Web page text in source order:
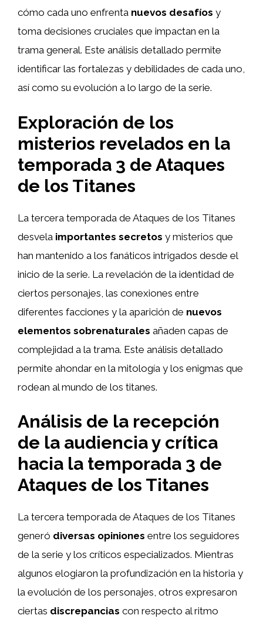
cómo cada uno enfrenta nuevos desafíos y
toma decisiones cruciales que impactan en la
trama general. Este análisis detallado permite
identificar las fortalezas y debilidades de cada uno,
así como su evolución a lo largo de la serie.
Exploración de los
misterios revelados en la
temporada 3 de Ataques
de los Titanes
La tercera temporada de Ataques de los Titanes
desvela importantes secretos y misterios que
han mantenido a los fanáticos intrigados desde el
inicio de la serie. La revelación de la identidad de
ciertos personajes, las conexiones entre
diferentes facciones y la aparición de nuevos
elementos sobrenaturales añaden capas de
complejidad a la trama. Este análisis detallado
permite ahondar en la mitología y los enigmas que
rodean al mundo de los titanes.
Análisis de la recepción
de la audiencia y crítica
hacia la temporada 3 de
Ataques de los Titanes
La tercera temporada de Ataques de los Titanes
generó diversas opiniones entre los seguidores
de la serie y los críticos especializados. Mientras
algunos elogiaron la profundización en la historia y
la evolución de los personajes, otros expresaron
ciertas discrepancias con respecto al ritmo